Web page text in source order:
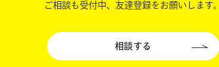
ご相談も受付中、友達登録をお願いします。
相談する